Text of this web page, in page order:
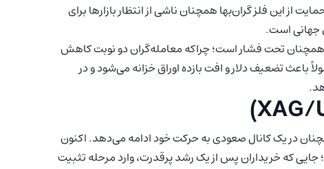
از این فلز گران‌بها همچنان ناشی از انتظار بازارها برای
جهانی است.
همچنان تحت فشار است؛ چراکه معامله‌گران دو نوبت کاهش
باعث تضعیف دلار و افت بازده اوراق خزانه می‌شود و در
۴۸/۵۱ دلار قرار دارد و همچنان در یک کانال صعودی به حرکت خود ادامه می‌دهد. اکنون
دلار در حال نوسان است؛ جایی که خریداران پس از یک رشد پرقدرت، وارد مرحله تثبیت